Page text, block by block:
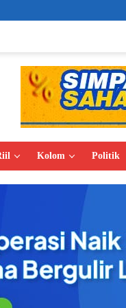
Kolom Politik